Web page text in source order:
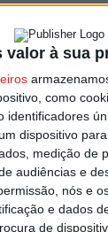
valor à sua
como
identificadores
dispositivo
medição de
audiências e
nós e
e dados
de
concelho tem-
respondendo
quer pela
o Município
tratamento e
das
Viriato (51) e
o apelo “à